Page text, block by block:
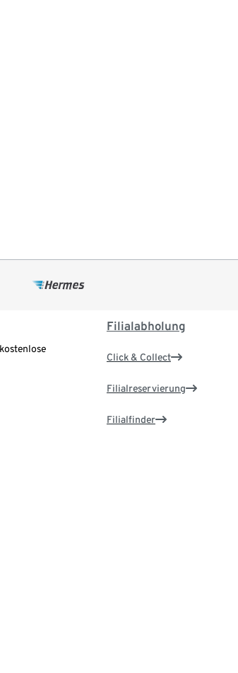
Filialabholung
Click & Collect
Filialreservierung
Filialfinder